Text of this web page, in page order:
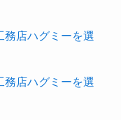
務店ハグミーを選
務店ハグミーを選